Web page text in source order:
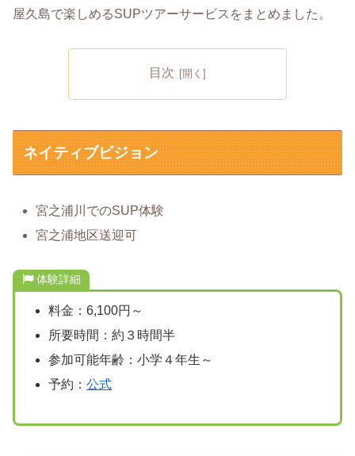
屋久島で楽しめるSUPツアーサービスをまとめました。
目次
ネイティブビジョン
宮之浦川でのSUP体験
宮之浦地区送迎可
体験詳細
料金：6,100円～
所要時間：約３時間半
参加可能年齢：小学４年生～
予約： 公式